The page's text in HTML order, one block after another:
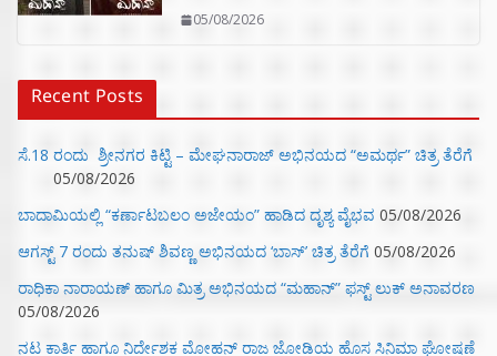
05/08/2026
Recent Posts
ಸೆ.18 ರಂದು ಶ್ರೀನಗರ ಕಿಟ್ಟಿ – ಮೇಘನಾರಾಜ್ ಅಭಿನಯದ “ಅಮರ್ಥ” ಚಿತ್ರ ತೆರೆಗೆ
05/08/2026
ಬಾದಾಮಿಯಲ್ಲಿ “ಕರ್ಣಾಟಬಲಂ ಅಜೇಯಂ” ಹಾಡಿದ ದೃಶ್ಯ ವೈಭವ 05/08/2026
ಆಗಸ್ಟ್ 7 ರಂದು ತನುಷ್ ಶಿವಣ್ಣ ಅಭಿನಯದ ‘ಬಾಸ್’ ಚಿತ್ರ ತೆರೆಗೆ 05/08/2026
ರಾಧಿಕಾ ನಾರಾಯಣ್ ಹಾಗೂ ಮಿತ್ರ ಅಭಿನಯದ “ಮಹಾನ್” ಫಸ್ಟ್ ಲುಕ್ ಅನಾವರಣ
05/08/2026
ನಟ ಕಾರ್ತಿ ಹಾಗೂ ನಿರ್ದೇಶಕ ಮೋಹನ್ ರಾಜ ಜೋಡಿಯ ಹೊಸ ಸಿನಿಮಾ ಘೋಷಣೆ